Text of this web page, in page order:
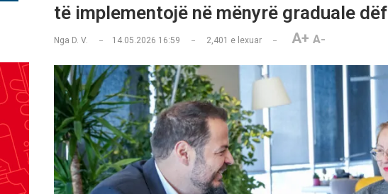
të implementojë në mënyrë graduale
Nga D. V. 14.05.2026 16:59 2,401 e lexuar A+ A-